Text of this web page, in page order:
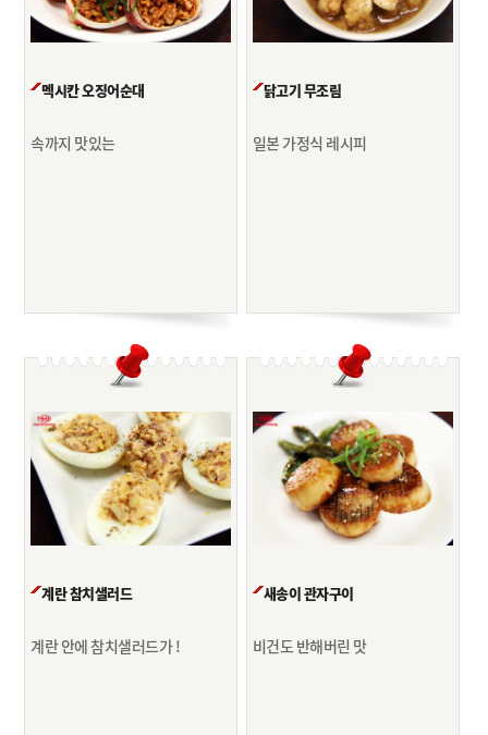
멕시칸 오징어순대
속까지 맛있는
닭고기 무조림
일본 가정식 레시피
계란 참치샐러드
계란 안에 참치샐러드가 !
새송이 관자구이
비건도 반해버린 맛